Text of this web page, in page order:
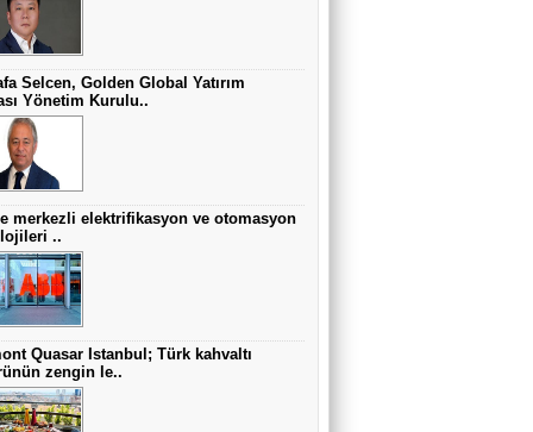
Selcen, Golden Global Yatırım
Yönetim Kurulu..
merkezli elektrifikasyon ve otomasyon
..
Quasar Istanbul; Türk kahvaltı
zengin le..